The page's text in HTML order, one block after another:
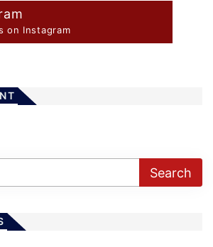
on Instagram